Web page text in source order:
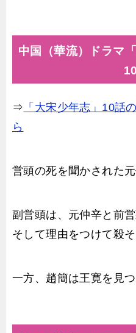
中国（華流）ドラマ
⇒ 「大宋少年志」10話
ら
営頭の死を聞かされた元
副営頭は、元仲辛と前営
そして理由をつけて殺そ
一方、趙簡は王寛を見